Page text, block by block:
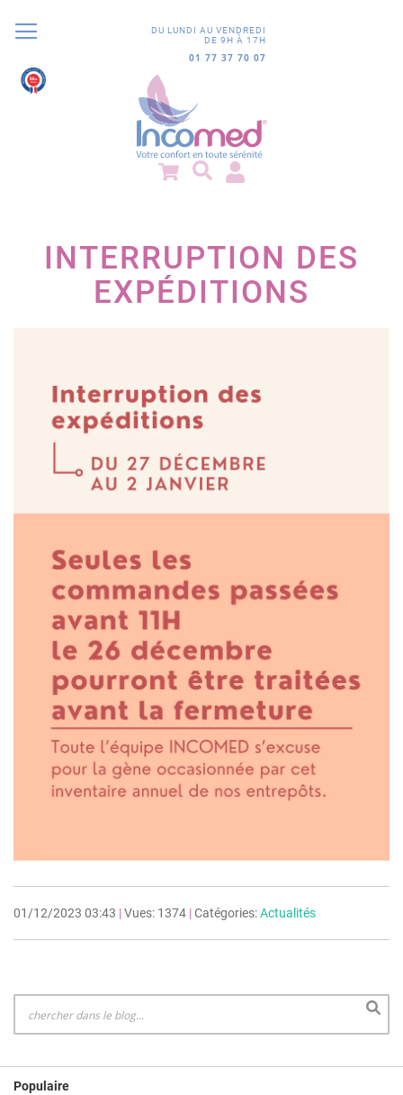
DU LUNDI AU VENDREDI
DE 9H À 17H
01 77 37 70 07
INTERRUPTION DES
EXPÉDITIONS
01/12/2023 03:43 |Vues: 1374 |Catégories:Actualités
Populaire
9.8/10
851 avis